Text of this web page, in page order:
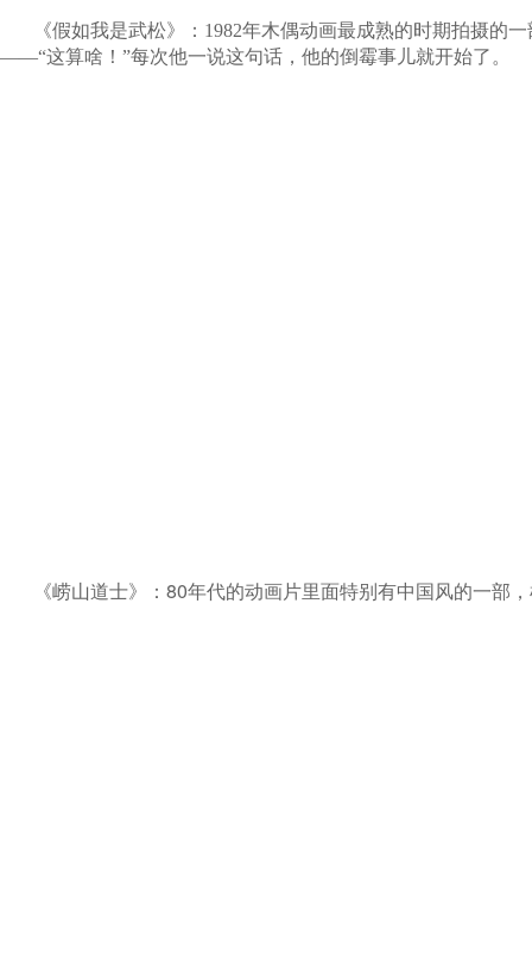
《假如我是武松》：1982年木偶动画最成熟的时期拍摄的
——“这算啥！”每次他一说这句话，他的倒霉事儿就开始了。
《崂山道士》：80年代的动画片里面特别有中国风的一